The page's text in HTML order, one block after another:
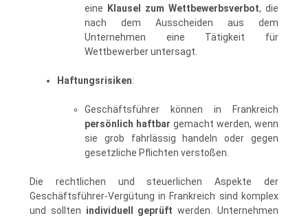
eine
Klausel zum Wettbewerbsverbot, die
nach dem Ausscheiden aus dem
Unternehmen eine Tätigkeit für
Wettbewerber untersagt.
Haftungsrisiken:
Geschäftsführer können in Frankreich
persönlich haftbar gemacht werden, wenn
sie grob fahrlässig handeln oder gegen
gesetzliche Pflichten verstoßen.
Die rechtlichen und steuerlichen Aspekte der
Geschäftsführer-Vergütung in Frankreich sind komplex
und sollten individuell geprüft werden. Unternehmen